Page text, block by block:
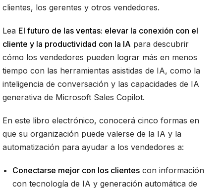
clientes, los gerentes y otros vendedores.
Lea El futuro de las ventas: elevar la conexión con el
cliente y la productividad con la IA para descubrir
cómo los vendedores pueden lograr más en menos
tiempo con las herramientas asistidas de IA, como la
inteligencia de conversación y las capacidades de IA
generativa de Microsoft Sales Copilot.
En este libro electrónico, conocerá cinco formas en
que su organización puede valerse de la IA y la
automatización para ayudar a los vendedores a:
Conectarse mejor con los clientes con información
con tecnología de IA y generación automática de